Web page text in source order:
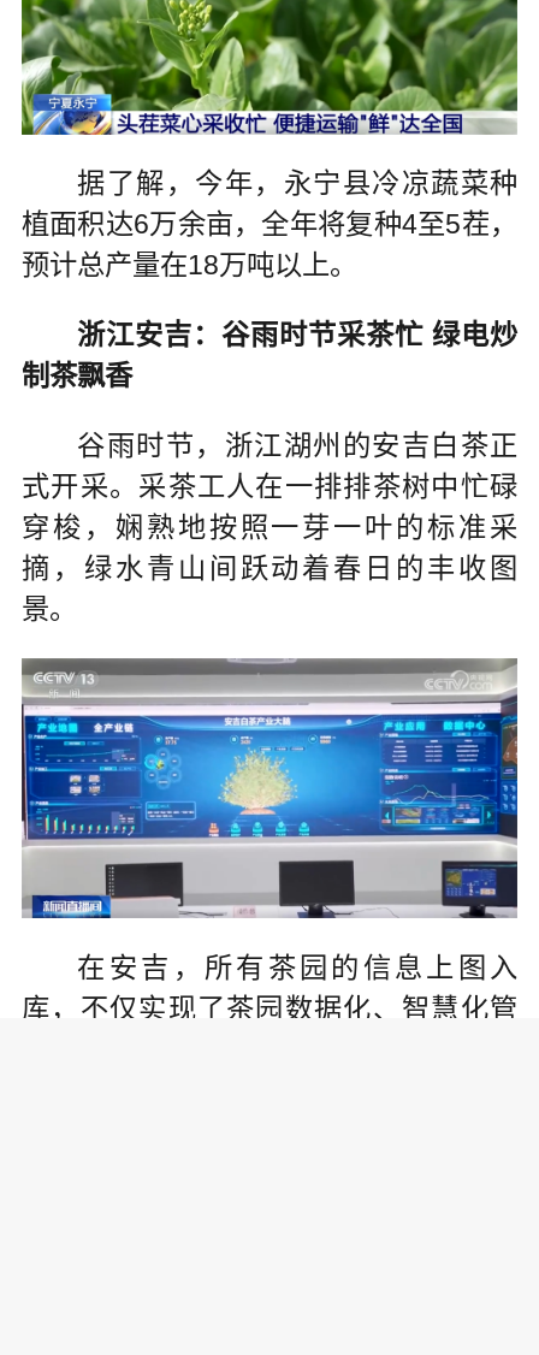
据了解，今年，永宁县冷凉蔬菜种
植面积达6万余亩，全年将复种4至5茬，
预计总产量在18万吨以上。
浙江安吉：谷雨时节采茶忙 绿电炒
制茶飘香
谷雨时节，浙江湖州的安吉白茶正
式开采。采茶工人在一排排茶树中忙碌
穿梭，娴熟地按照一芽一叶的标准采
摘，绿水青山间跃动着春日的丰收图
景。
在安吉，所有茶园的信息上图入
库，不仅实现了茶园数据化、智慧化管